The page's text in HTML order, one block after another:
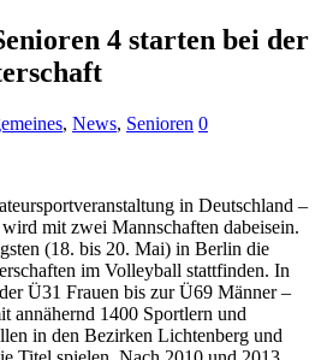
4 starten bei der
, News, Senioren 0
in Deutschland –
mit zwei Mannschaften dabeisein.
(18. bis 20. Mai) in Berlin die
im Volleyball stattfinden. In
Ü31 Frauen bis zur Ü69 Männer –
annähernd 1400 Sportlern und
in den Bezirken Lichtenberg und